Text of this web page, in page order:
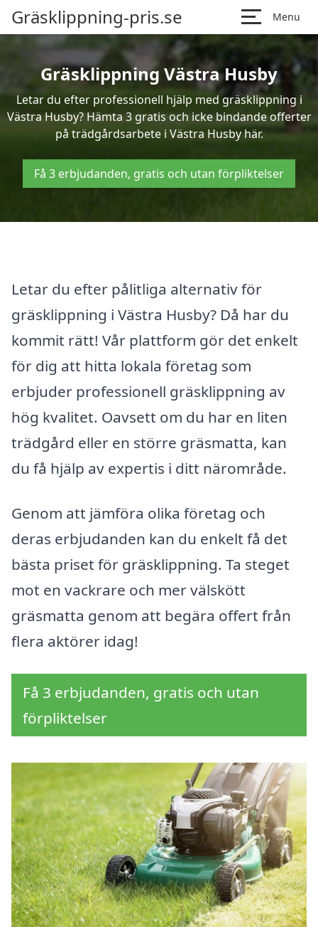
Gräsklippning-pris.se Menu
Gräsklippning Västra Husby
Letar du efter professionell hjälp med gräsklippning i
Västra Husby? Hämta 3 gratis och icke bindande offerter
på trädgårdsarbete i Västra Husby här.
Få 3 erbjudanden, gratis och utan förpliktelser
Letar du efter pålitliga alternativ för
gräsklippning i Västra Husby? Då har du
kommit rätt! Vår plattform gör det enkelt
för dig att hitta lokala företag som
erbjuder professionell gräsklippning av
hög kvalitet. Oavsett om du har en liten
trädgård eller en större gräsmatta, kan
du få hjälp av expertis i ditt närområde.
Genom att jämföra olika företag och
deras erbjudanden kan du enkelt få det
bästa priset för gräsklippning. Ta steget
mot en vackrare och mer välskött
gräsmatta genom att begära offert från
flera aktörer idag!
Få 3 erbjudanden, gratis och utan
förpliktelser